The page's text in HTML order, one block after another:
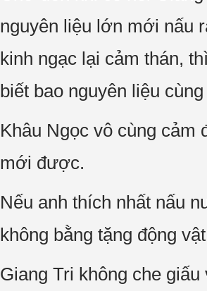
nguyên liệu lớn mới nấu
kinh ngạc lại cảm thán,
biết bao nguyên liệu
Khâu Ngọc vô cùng cảm
mới được.
Nếu anh thích nhất nấu
không bằng tặng động
Giang Tri không che